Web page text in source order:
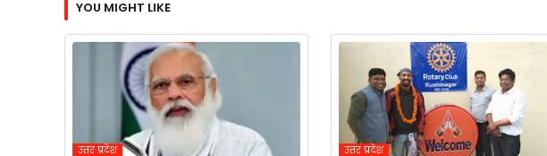
YOU MIGHT LIKE
उत्तर प्रदेश उत्तर प्रदेश